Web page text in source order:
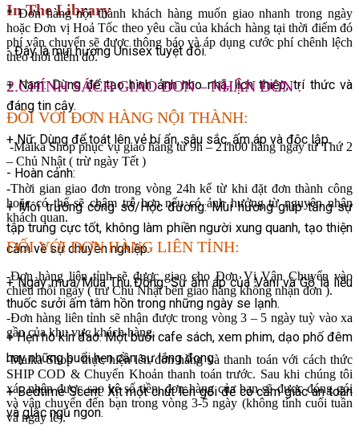
In The Library
- Đây là mùi hương Unisex tuyệt đối.
+ Nam: Dùng để tạo hình ảnh nho nhã, lịch thiệp, trí thức và
đáng tin cậy.
+ Nữ: Dùng để toát lên vẻ bí ẩn, sâu sắc, ấm áp và độc lập.
- Hoàn cảnh:
+ Môi trường công sở/Học đường: Mùi hương giúp tăng sự
tập trung cực tốt, không làm phiền người xung quanh, tạo thiện
cảm về sự chuyên nghiệp.
+ Ngày mưa/Mùa Thu Đông: Sự ấm áp của Vani và Gỗ là liều
thuốc sưởi ấm tâm hồn trong những ngày se lạnh.
+ Hẹn hò kín đáo: Một buổi cafe sách, xem phim, dạo phố đêm
hay những buổi hẹn cần sự lắng đọng.
+ Bedtime Scent: Xịt một chút lên gối để có cảm giác an toàn
và giấc ngủ ngon.
* Đơn hàng nội thành khách hàng muốn giao nhanh trong ngày
hoặc Đơn vị Hoả Tốc theo yêu cầu của khách hàng tại thời điểm đó
phí vận chuyển sẽ được thông báo và áp dụng cước phí chênh lệch
theo thời điểm đó.
2.CHÍNH SÁCH GIAO ĐƠN – NHẬN ĐƠN :
ĐỐI VỚI ĐƠN HÀNG NỘI THÀNH:
-Maika Shop phục vụ giao hàng từ 9h – 21h00 hàng ngày từ Thứ 2
– Chủ Nhật ( trừ ngày Tết )
-Thời gian giao đơn trong vòng 24h kể từ khi đặt đơn thành công
hoặc có thể sẽ chậm trễ hơn nếu có ảnh hưởng từ nguyên nhân
khách quan.
ĐỐI VỚI ĐƠN HÀNG LIÊN TỈNH:
-Đơn hàng liên tỉnh sẽ được giao cho Đơn Vị Vận Chuyển vào
chiều mỗi ngày ( trừ Chủ Nhật bên giao hàng không nhận đơn ).
-Đơn hàng liên tỉnh sẽ nhận được trong vòng 3 – 5 ngày tuỳ vào xa
gần của khu vực khách hàng.
-Maika Shop thực hiện lên đơn hàng và thanh toán với cách thức
SHIP COD & Chuyển Khoản thanh toán trước. Sau khi chúng tôi
xác nhận được sao kê số tiền, đơn hàng của bạn sẽ được đóng gói
và vận chuyển đến bạn trong vòng 3-5 ngày (không tính cuối tuần
và ngày lễ).